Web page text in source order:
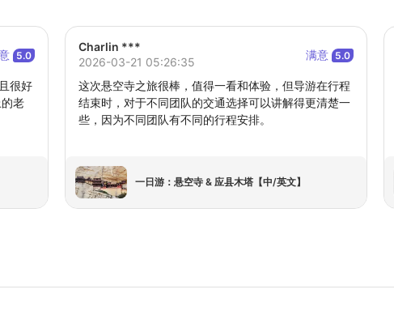
5.0
很好
老
Charlin ***
2026-03-21 05:26:35
满意 5.0
这次悬空寺之旅很棒，值得一看和体验，但导游在行程
结束时，对于不同团队的交通选择可以讲解得更清楚一
些，因为不同团队有不同的行程安排。
一日游：悬空寺 & 应县木塔【中/英文】